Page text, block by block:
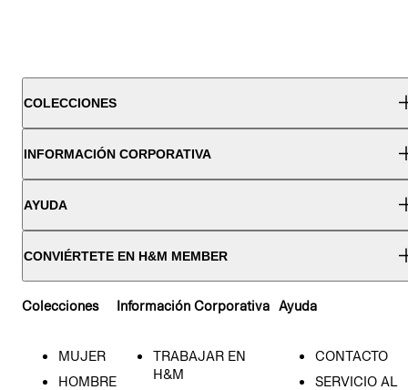
COLECCIONES
INFORMACIÓN CORPORATIVA
AYUDA
CONVIÉRTETE EN H&M MEMBER
Colecciones
MUJER
HOMBRE
Información Corporativa
TRABAJAR EN
H&M
Ayuda
CONTACTO
SERVICIO AL